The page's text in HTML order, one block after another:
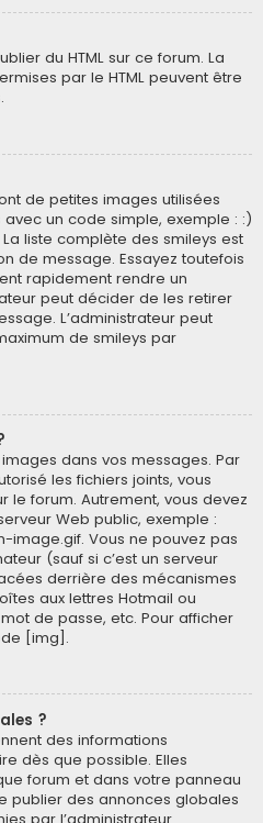
du HTML sur ce forum. La
par le HTML peuvent être
de petites images utilisées
un code simple, exemple : :)
liste complète des smileys est
de message. Essayez toutefois
rapidement rendre un
peut décider de les retirer
L’administrateur peut
de smileys par
dans vos messages. Par
les fichiers joints, vous
le forum. Autrement, vous devez
Web public, exemple :
Vous ne pouvez pas
(sauf si c’est un serveur
derrière des mécanismes
aux lettres Hotmail ou
de passe, etc. Pour afficher
[img].
?
des informations
dès que possible. Elles
forum et dans votre panneau
publier des annonces globales
par l’administrateur.